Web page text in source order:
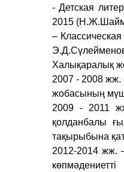
- Детская
2015
–
Халықаралық
2007 - 2008 жж.
жобасының
2009 - 2011
қолданбалы
тақырыбына
2012-2014 жж.